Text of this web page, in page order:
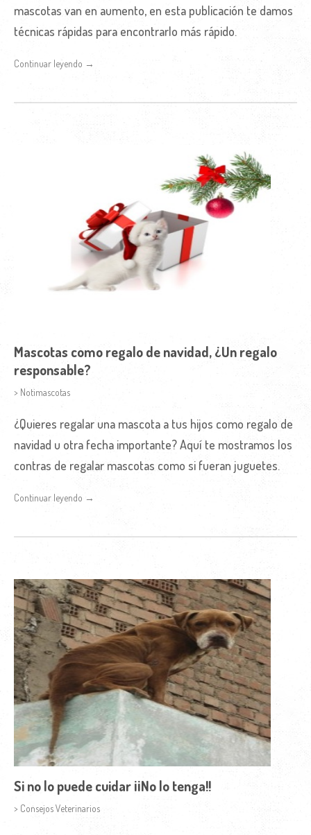
mascotas van en aumento, en esta publicación te damos
técnicas rápidas para encontrarlo más rápido.
Continuar leyendo →
Mascotas como regalo de navidad, ¿Un regalo
responsable?
> Notimascotas
¿Quieres regalar una mascota a tus hijos como regalo de
navidad u otra fecha importante? Aquí te mostramos los
contras de regalar mascotas como si fueran juguetes.
Continuar leyendo →
Si no lo puede cuidar ¡¡No lo tenga!!
> Consejos Veterinarios